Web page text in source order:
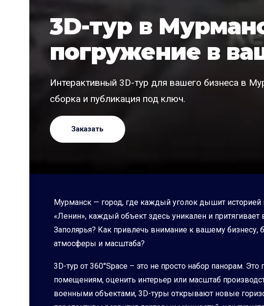
3D-тур в
погружение в
Интерактивный 3D-тур для вашего бизнеса в
сборка и публикация под ключ.
Заказать
Мурманск — город, где каждый уголок дышит историей
«Ленин», каждый объект здесь уникален и
Заполярья? Как привлечь внимание к вашему бизнесу,
атмосферы и масштаба?
3D-тур от 360°Space – это не просто набор панорам.
помещениям, оценить интерьер или масштаб
военными объектами, 3D-туры открывают новые